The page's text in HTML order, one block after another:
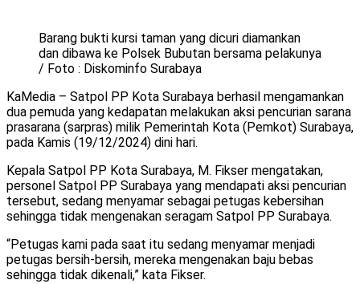
Barang bukti kursi taman yang dicuri diamankan
dan dibawa ke Polsek Bubutan bersama pelakunya
/ Foto : Diskominfo Surabaya
KaMedia – Satpol PP Kota Surabaya berhasil mengamankan
dua pemuda yang kedapatan melakukan aksi pencurian sarana
prasarana (sarpras) milik Pemerintah Kota (Pemkot) Surabaya,
pada Kamis (19/12/2024) dini hari.
Kepala Satpol PP Kota Surabaya, M. Fikser mengatakan,
personel Satpol PP Surabaya yang mendapati aksi pencurian
tersebut, sedang menyamar sebagai petugas kebersihan
sehingga tidak mengenakan seragam Satpol PP Surabaya.
“Petugas kami pada saat itu sedang menyamar menjadi
petugas bersih-bersih, mereka mengenakan baju bebas
sehingga tidak dikenali,” kata Fikser.